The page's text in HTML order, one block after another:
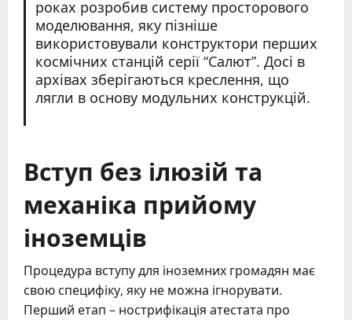
роках розробив систему просторового
моделювання, яку пізніше
використовували конструктори перших
космічних станцій серії “Салют”. Досі в
архівах зберігаються креслення, що
лягли в основу модульних конструкцій.
Вступ без ілюзій та
механіка прийому
іноземців
Процедура вступу для іноземних громадян має
свою специфіку, яку не можна ігнорувати.
Перший етап – нострифікація атестата про